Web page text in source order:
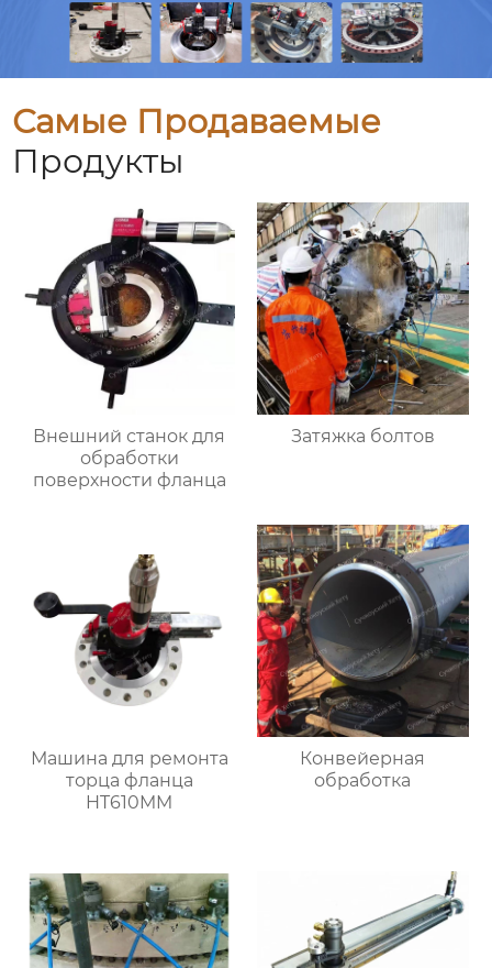
Самые Продаваемые
Продукты
Внешний станок для
обработки
поверхности фланца
Затяжка болтов
Машина для ремонта
торца фланца
HT610MM
Конвейерная
обработка